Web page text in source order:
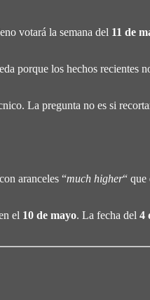
votará la semana del 11 de
porque los hechos recientes
La pregunta no es si
aranceles “much higher“ que
el 10 de mayo. La fecha del 4